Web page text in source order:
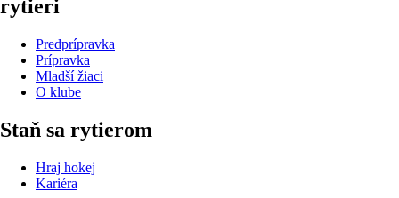
rytieri
Predprípravka
Prípravka
Mladší žiaci
O klube
Staň sa rytierom
Hraj hokej
Kariéra